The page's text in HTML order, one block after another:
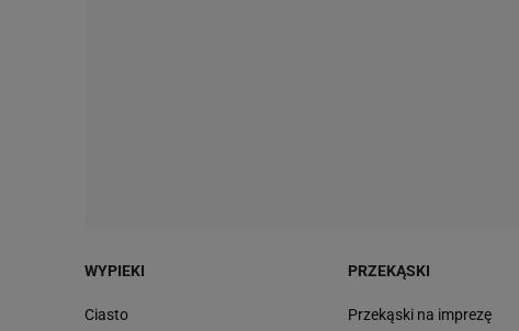
WYPIEKI
Ciasto
PRZEKĄSKI
Przekąski na imprezę